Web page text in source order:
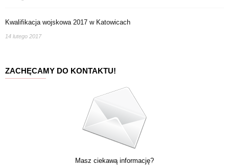
Kwalifikacja wojskowa 2017 w Katowicach
14 lutego 2017
ZACHĘCAMY DO KONTAKTU!
Masz ciekawą informację?